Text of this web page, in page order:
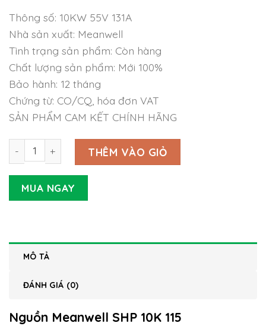
Thông số: 10KW 55V 131A
Nhà sản xuất: Meanwell
Tình trạng sản phẩm: Còn hàng
Chất lượng sản phẩm: Mới 100%
Bảo hành: 12 tháng
Chứng từ: CO/CQ, hóa đơn VAT
SẢN PHẨM CAM KẾT CHÍNH HÃNG
Nguồn Meanwell SHP 10K 115 số lượng
THÊM VÀO GIỎ
MUA NGAY
MÔ TẢ
ĐÁNH GIÁ (0)
Nguồn Meanwell SHP 10K 115